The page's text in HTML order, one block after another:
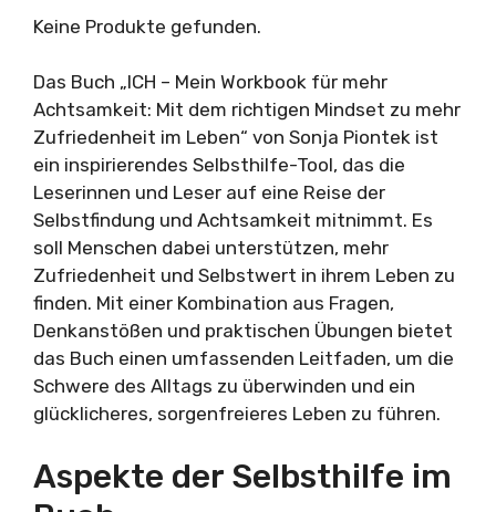
Keine Produkte gefunden.
Das Buch „ICH – Mein Workbook für mehr
Achtsamkeit: Mit dem richtigen Mindset zu mehr
Zufriedenheit im Leben“ von Sonja Piontek ist
ein inspirierendes Selbsthilfe-Tool, das die
Leserinnen und Leser auf eine Reise der
Selbstfindung und Achtsamkeit mitnimmt. Es
soll Menschen dabei unterstützen, mehr
Zufriedenheit und Selbstwert in ihrem Leben zu
finden. Mit einer Kombination aus Fragen,
Denkanstößen und praktischen Übungen bietet
das Buch einen umfassenden Leitfaden, um die
Schwere des Alltags zu überwinden und ein
glücklicheres, sorgenfreieres Leben zu führen.
Aspekte der Selbsthilfe im